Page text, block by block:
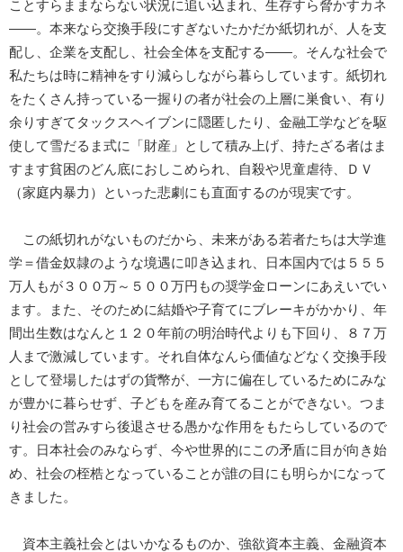
ことすらままならない状況に追い込まれ、生存すら脅かすカネ
――。本来なら交換手段にすぎないたかだか紙切れが、人を支
配し、企業を支配し、社会全体を支配する――。そんな社会で
私たちは時に精神をすり減らしながら暮らしています。紙切れ
をたくさん持っている一握りの者が社会の上層に巣食い、有り
余りすぎてタックスヘイブンに隠匿したり、金融工学などを駆
使して雪だるま式に「財産」として積み上げ、持たざる者はま
すます貧困のどん底におしこめられ、自殺や児童虐待、ＤＶ
（家庭内暴力）といった悲劇にも直面するのが現実です。
この紙切れがないものだから、未来がある若者たちは大学進
学＝借金奴隷のような境遇に叩き込まれ、日本国内では５５５
万人もが３００万～５００万円もの奨学金ローンにあえいでい
ます。また、そのために結婚や子育てにブレーキがかかり、年
間出生数はなんと１２０年前の明治時代よりも下回り、８７万
人まで激減しています。それ自体なんら価値などなく交換手段
として登場したはずの貨幣が、一方に偏在しているためにみな
が豊かに暮らせず、子どもを産み育てることができない。つま
り社会の営みすら後退させる愚かな作用をもたらしているので
す。日本社会のみならず、今や世界的にこの矛盾に目が向き始
め、社会の桎梏となっていることが誰の目にも明らかになって
きました。
資本主義社会とはいかなるものか、強欲資本主義、金融資本